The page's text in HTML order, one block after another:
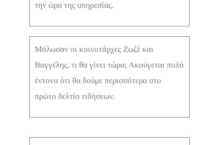
την ώρα της υπηρεσίας.
Μάλωσαν οι κοινοτάρχες Ζωζέ και
Βαγγέλης, τι θα γίνει τώρα; Ακούγεται πολύ
έντονα ότι θα δούμε περισσότερα στο
πρώτο δελτίο ειδήσεων.